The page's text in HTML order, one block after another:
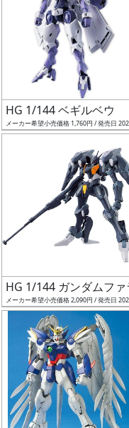
売
切
前
抽
選
中
活
HG 1/144 ベギルベウ
メーカー希望小売価格 1,760円 / 発売日
HG 1/144 ガンダムファ
メーカー希望小売価格 2,090円 / 発売日